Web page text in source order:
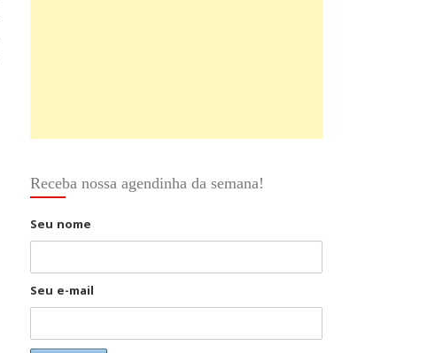
Receba nossa agendinha da semana!
Seu nome
Seu e-mail